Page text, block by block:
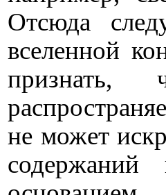
Отсюда
вселенной
не может
содержаний